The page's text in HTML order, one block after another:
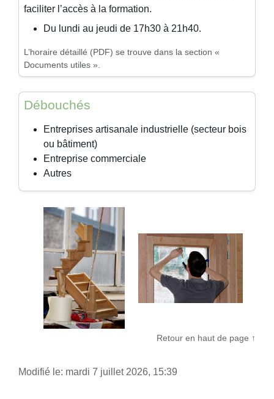
faciliter l’accès à la formation.
Du lundi au jeudi de 17h30 à 21h40.
L’horaire détaillé (PDF) se trouve dans la section «
Documents utiles ».
Débouchés
Entreprises artisanale industrielle (secteur bois
ou bâtiment)
Entreprise commerciale
Autres
Retour en haut de page ↑
Modifié le: mardi 7 juillet 2026, 15:39